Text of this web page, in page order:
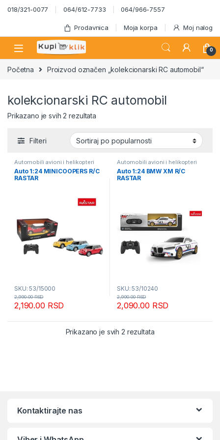
Skip to navigation
Skip to content
018/321-0077 064/612-7733 064/966-7557
Prodavnica Moja korpa Moj nalog
0
Početna Proizvod označen „kolekcionarski RC automobil“
kolekcionarski RC automobil
Prikazano je svih 2 rezultataSortirano po popularnosti
Filteri
Automobili avioni i helikopteri
Auto 1:24 MINICOOPERS R/C
RASTAR
SKU: 53/15000
2,190.00 RSD
2,990.00RSD
Automobili avioni i helikopteri
Auto 1:24 BMW XM R/C
RASTAR
SKU: 53/10240
2,090.00 RSD
2,990.00RSD
Prikazano je svih 2 rezultataSortirano po
Kontaktirajte nas